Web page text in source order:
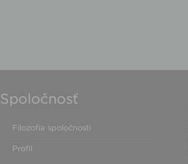
Spoločnosť
Filozofia spoločnosti
Profil